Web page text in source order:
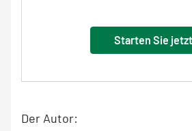
Starten Sie jetzt
Der Autor: